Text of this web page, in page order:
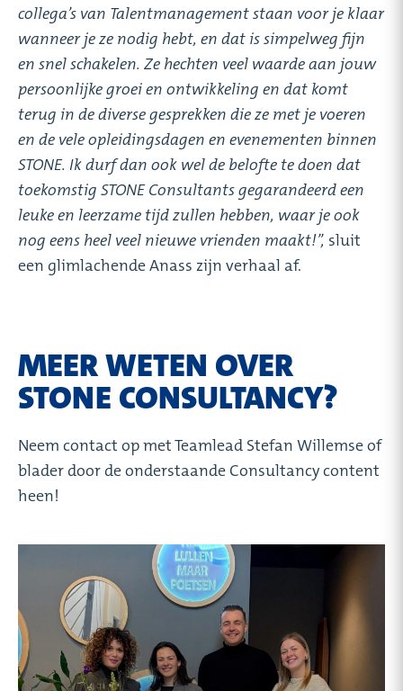
collega’s van Talentmanagement staan voor je klaar
wanneer je ze nodig hebt, en dat is simpelweg fijn
en snel schakelen. Ze hechten veel waarde aan jouw
persoonlijke groei en ontwikkeling en dat komt
terug in de diverse gesprekken die ze met je voeren
en de vele opleidingsdagen en evenementen binnen
STONE. Ik durf dan ook wel de belofte te doen dat
toekomstig STONE Consultants gegarandeerd een
leuke en leerzame tijd zullen hebben, waar je ook
nog eens heel veel nieuwe vrienden maakt!’’, sluit
een glimlachende Anass zijn verhaal af.
MEER WETEN OVER
STONE CONSULTANCY?
Neem contact op met Teamlead Stefan Willemse of
blader door de onderstaande Consultancy content
heen!